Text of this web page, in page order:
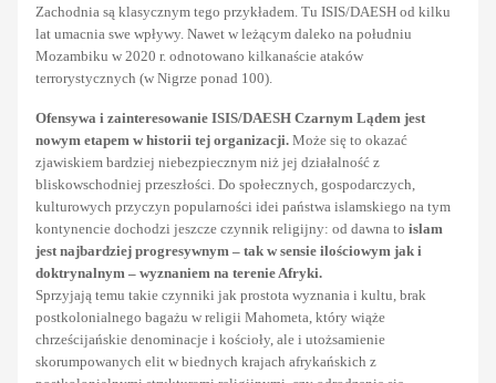
Zachodnia są klasycznym tego przykładem. Tu ISIS/DAESH od kilku
lat umacnia swe wpływy. Nawet w leżącym daleko na południu
Mozambiku w 2020 r. odnotowano kilkanaście ataków
terrorystycznych (w Nigrze ponad 100).
Ofensywa i zainteresowanie ISIS/DAESH Czarnym Lądem jest
nowym etapem w historii tej organizacji. Może się to okazać
zjawiskiem bardziej niebezpiecznym niż jej działalność z
bliskowschodniej przeszłości. Do społecznych, gospodarczych,
kulturowych przyczyn popularności idei państwa islamskiego na tym
kontynencie dochodzi jeszcze czynnik religijny: od dawna to islam
jest najbardziej progresywnym – tak w sensie ilościowym jak i
doktrynalnym – wyznaniem na terenie Afryki.
Sprzyjają temu takie czynniki jak prostota wyznania i kultu, brak
postkolonialnego bagażu w religii Mahometa, który wiąże
chrześcijańskie denominacje i kościoły, ale i utożsamienie
skorumpowanych elit w biednych krajach afrykańskich z